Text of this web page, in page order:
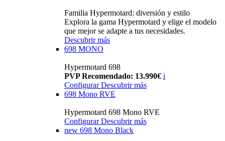
Familia Hypermotard: diversión y estilo
Explora la gama Hypermotard y elige el modelo
que mejor se adapte a tus necesidades.
Descubrir más
698 MONO
Hypermotard 698
PVP Recomendado: 13.990€ i
ConfigurarDescubrir más
698 Mono RVE
Hypermotard 698 Mono RVE
Configurar Descubrir más
new 698 Mono Black